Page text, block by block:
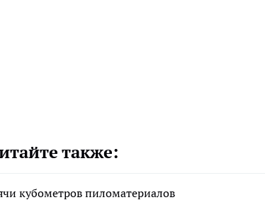
также:
кубометров пиломатериалов